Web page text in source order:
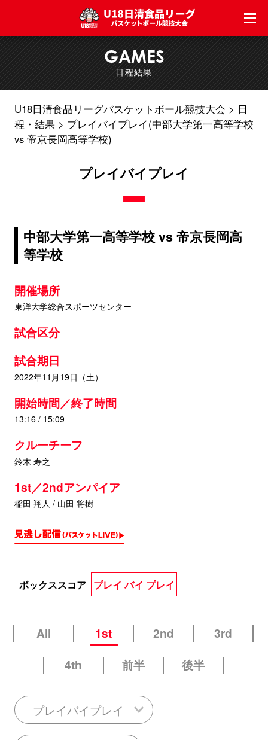
GAMES
日程結果
U18日清食品リーグバスケットボール競技大会
日
程・結果
プレイバイプレイ(中部大学第一高等学校
vs 帝京長岡高等学校)
プレイバイプレイ
中部大学第一高等学校 vs 帝京長岡高
等学校
開催場所
東洋大学総合スポーツセンター
試合区分
試合期日
2022年11月19日（土）
開始時間／終了時間
13:16 / 15:09
クルーチーフ
鈴木 寿之
1st／2ndアンパイア
稲田 翔人 / 山田 将樹
ボックススコア プレイ バイ プレイ
All 1st 2nd
3rd
4th
前半 後半
プレイバイプレイ